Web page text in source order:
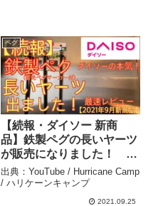
ペグ
【続報・ダイソー 新商
品】鉄製ペグの長いヤーツ
が販売になりました！ こ
れはかなり使えそうで
す！ 最速でレビューしま
す！【キャンプ道具】【ペ
出典：YouTube / Hurricane Camp
/ ハリケーンキャンプ
2021.09.25